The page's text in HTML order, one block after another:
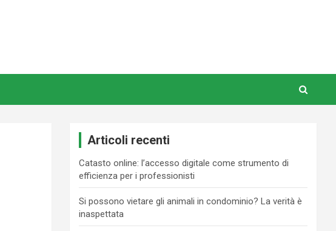
Articoli recenti
Catasto online: l’accesso digitale come strumento di
efficienza per i professionisti
Si possono vietare gli animali in condominio? La verità è
inaspettata